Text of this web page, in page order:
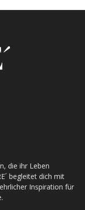
die ihr Leben
begleitet dich mit
Inspiration für